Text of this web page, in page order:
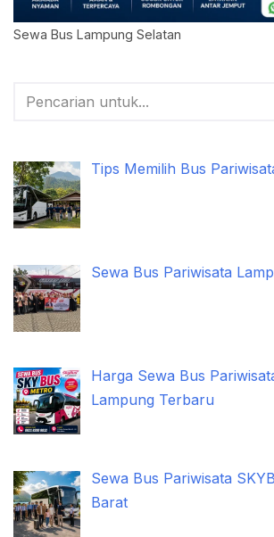
Sewa Bus Lampung Selatan
Tips Memilih Bus
Sewa Bus Pariwisata
Harga Sewa Bus
Lampung Terbaru
Sewa Bus Pariwisata
Barat